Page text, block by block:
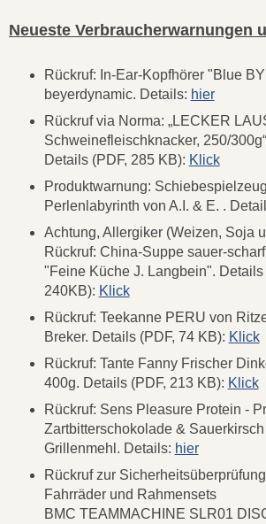
Neueste Verbraucherwarnungen
Rückruf: In-Ear-Kopfhörer "Blue
beyerdynamic. Details: hier
Rückruf via Norma: „LECKER
Schweinefleischknacker, 250/
Details (PDF, 285 KB): Klick
Produktwarnung:
Perlenlabyrinth von A.I. & E. .
Achtung, Allergiker (Weizen, Soja
Rückruf: China-Suppe sauer-
"Feine Küche J. Langbein". Details
240KB): Klick
Rückruf: Teekanne PERU von
Breker. Details (PDF, 74 KB): Klick
Rückruf: Tante Fanny Frischer
400g. Details (PDF, 213 KB): Klick
Rückruf: Sens Pleasure Protein -
Zartbitterschokolade & Sauerkirsch
Grillenmehl. Details: hier
Rückruf zur
Fahrräder und Rahmensets
BMC TEAMMACHINE SLR01